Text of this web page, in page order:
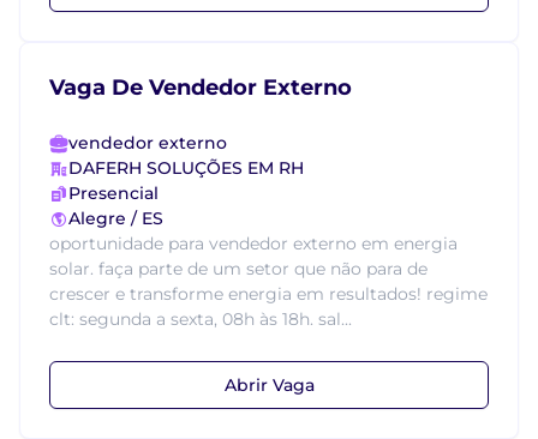
Vaga De Vendedor Externo
vendedor externo
DAFERH SOLUÇÕES EM RH
Presencial
Alegre / ES
oportunidade para vendedor externo em energia
solar. faça parte de um setor que não para de
crescer e transforme energia em resultados! regime
clt: segunda a sexta, 08h às 18h. sal...
Abrir Vaga